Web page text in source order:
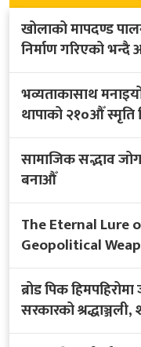
खोलाको मापदण्ड
निर्माण गरिएको भन्दै
भव्यताकासाथ
थापाको २१०औँ स्मृति
सामाजिक सद्भाव
बनाऔँ
The Eternal Lure
Geopolitical
ब्रोड पिक
सरकारको